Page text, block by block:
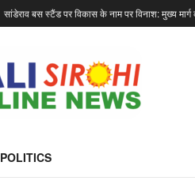
सांडेराव बस स्टैंड पर विकास के नाम पर विनाश: मुख्य
POLITICS